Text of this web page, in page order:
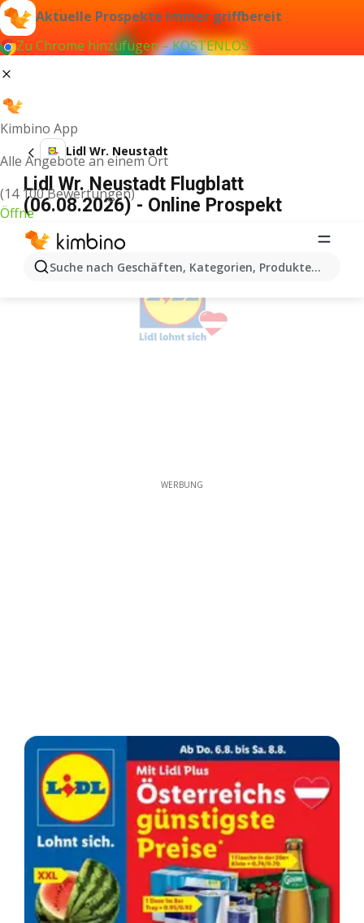
Aktuelle Prospekte immer griffbereit
Zu Chrome hinzufügen – KOSTENLOS
Kimbino App
Alle Angebote an einem Ort
(14 100 Bewertungen)
Öffne
Suche nach Geschäften, Kategorien, Produkten...
Lidl Wr. Neustadt
Lidl Wr. Neustadt Flugblatt
(06.08.2026) - Online Prospekt
WERBUNG